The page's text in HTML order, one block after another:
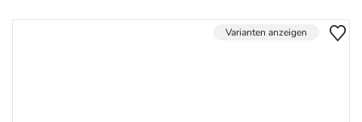
Varianten anzeigen